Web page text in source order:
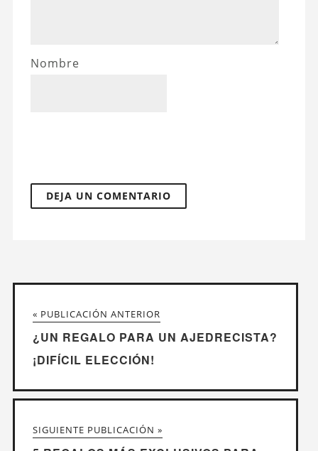
Nombre
« PUBLICACIÓN ANTERIOR
¿UN REGALO PARA UN AJEDRECISTA?
¡DIFÍCIL ELECCIÓN!
SIGUIENTE PUBLICACIÓN »